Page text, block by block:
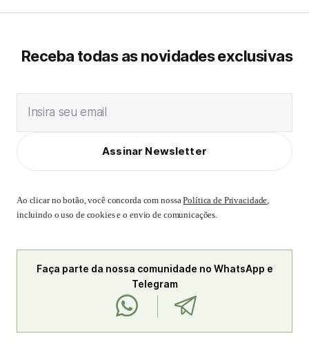
Receba todas as novidades exclusivas
Insira seu email
Assinar Newsletter
Ao clicar no botão, você concorda com nossaPolítica de Privacidade,
incluindo o uso de cookies e o envio de comunicações.
Faça parte da nossa comunidade no WhatsApp e
Telegram